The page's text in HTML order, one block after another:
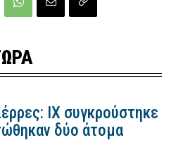
ΙΧ συγκρούστηκε
δύο άτομα